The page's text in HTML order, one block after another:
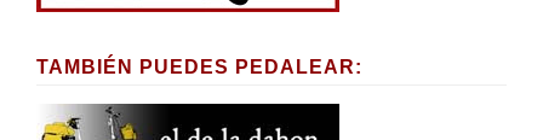
TAMBIÉN PUEDES PEDALEAR: